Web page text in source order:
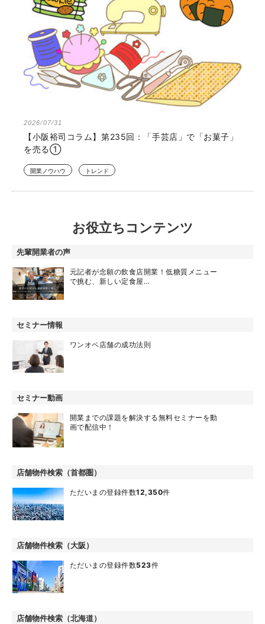
2026/07/31
【小阪裕司コラム】第235回：「手芸店」で「お菓子」
を売る①
開業ノウハウ トレンド
お役立ちコンテンツ
先輩開業者の声
元記者が念願の飲食店開業！低糖質メニュー
で挑む、新しい定食屋…
セミナー情報
ワンオペ店舗の成功法則
セミナー動画
開業までの課題を解決する無料セミナーを動
画で配信中！
店舗物件検索（首都圏）
ただいまの登録件数12,350件
店舗物件検索（大阪）
ただいまの登録件数523件
店舗物件検索（北海道）